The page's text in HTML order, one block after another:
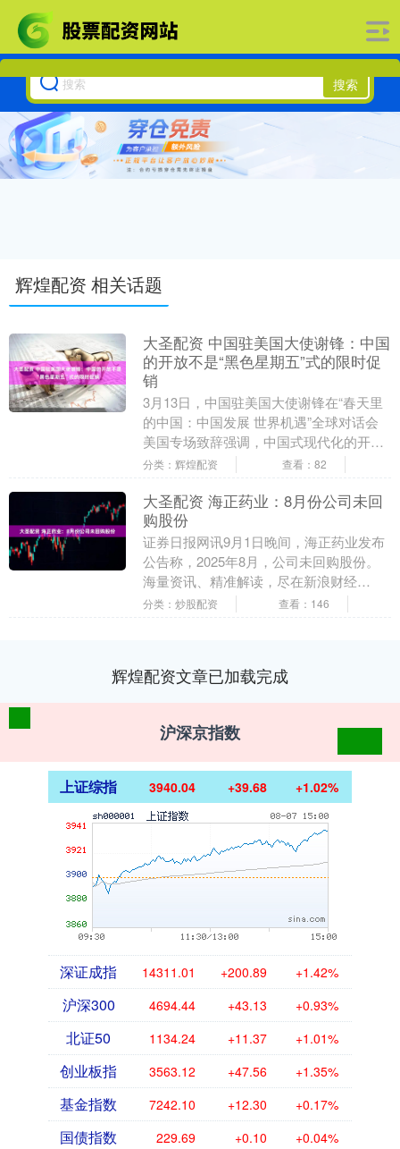
搜索
辉煌配资 相关话题
大圣配资 中国驻美国大使谢锋：中国
的开放不是“黑色星期五”式的限时促
销
3月13日，中国驻美国大使谢锋在“春天里
的中国：中国发展 世界机遇”全球对话会
美国专场致辞强调，中国式现代化的开放
标识更为鲜明，与各国共享广阔发展机
分类：辉煌配资 查看：82
大圣配资 海正药业：8月份公司未回
购股份
证券日报网讯9月1日晚间，海正药业发布
公告称，2025年8月，公司未回购股份。
海量资讯、精准解读，尽在新浪财经
APP....
分类：炒股配资 查看：146
辉煌配资文章已加载完成
沪深京指数
上证综指 3940.04 +39.68 +1.02%
深证成指 14311.01 +200.89 +1.42%
沪深300 4694.44 +43.13 +0.93%
北证50 1134.24 +11.37 +1.01%
创业板指 3563.12 +47.56 +1.35%
基金指数 7242.10 +12.30 +0.17%
国债指数 229.69 +0.10 +0.04%